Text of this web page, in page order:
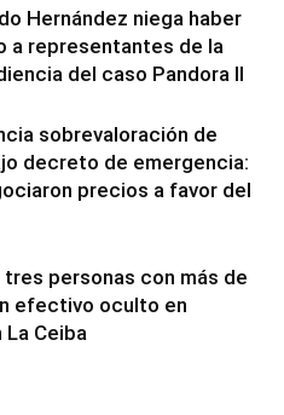
Hernández niega haber
a representantes de la
del caso Pandora II
sobrevaloración de
decreto de emergencia:
precios a favor del
tres personas con más de
efectivo oculto en
La Ceiba